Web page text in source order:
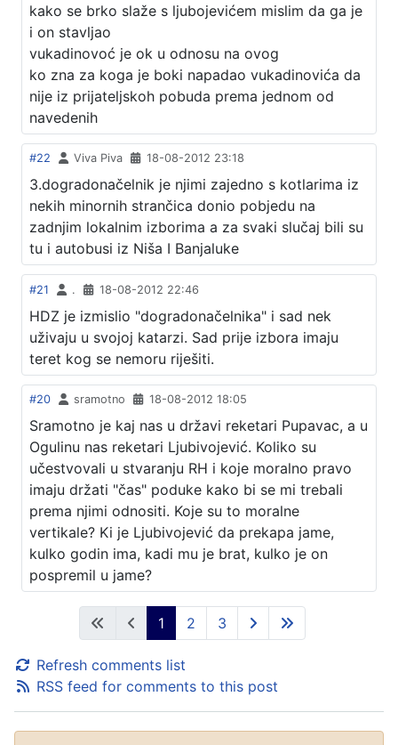
kako se brko slaže s ljubojevićem mislim da ga je
i on stavljao
vukadinovoć je ok u odnosu na ovog
ko zna za koga je boki napadao vukadinovića da
nije iz prijateljskoh pobuda prema jednom od
navedenih
#22 Viva Piva 18-08-2012 23:18
3.dogradonačelnik je njimi zajedno s kotlarima iz
nekih minornih strančica donio pobjedu na
zadnjim lokalnim izborima a za svaki slučaj bili su
tu i autobusi iz Niša I Banjaluke
#21 . 18-08-2012 22:46
HDZ je izmislio "dogradonačelnika" i sad nek
uživaju u svojoj katarzi. Sad prije izbora imaju
teret kog se nemoru riješiti.
#20 sramotno 18-08-2012 18:05
Sramotno je kaj nas u državi reketari Pupavac, a u
Ogulinu nas reketari Ljubivojević. Koliko su
učestvovali u stvaranju RH i koje moralno pravo
imaju držati "čas" poduke kako bi se mi trebali
prema njimi odnositi. Koje su to moralne
vertikale? Ki je Ljubivojević da prekapa jame,
kulko godin ima, kadi mu je brat, kulko je on
pospremil u jame?
1 2 3
Refresh comments list
RSS feed for comments to this post